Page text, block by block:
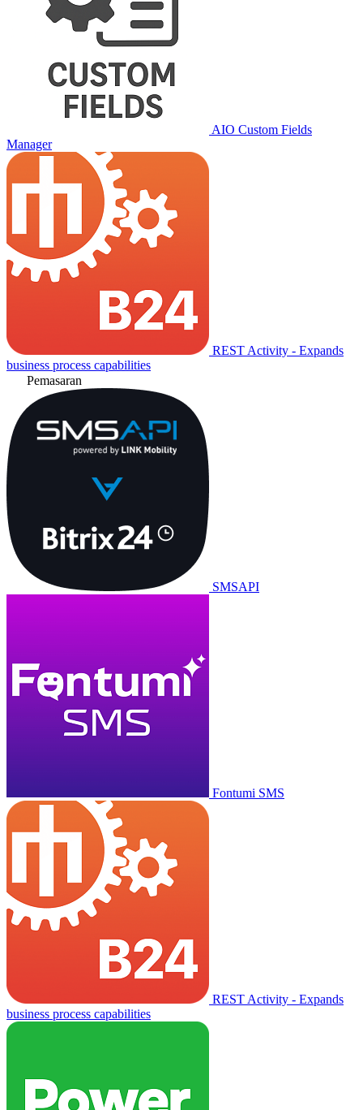
AIO Custom Fields
Manager
REST Activity - Expands
business process capabilities
Pemasaran
SMSAPI
Fontumi SMS
REST Activity - Expands
business process capabilities